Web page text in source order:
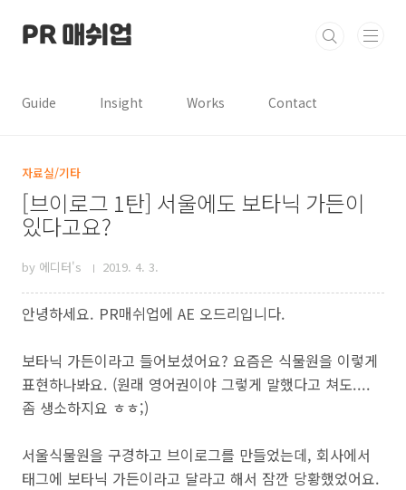
PR 매쉬업
Guide Insight Works Contact
자료실/기타
[브이로그 1탄] 서울에도 보타닉 가든이
있다고요?
by 에디터's 2019. 4. 3.
안녕하세요. PR매쉬업에 AE 오드리입니다.
보타닉 가든이라고 들어보셨어요? 요즘은 식물원을 이렇게
표현하나봐요. (원래 영어권이야 그렇게 말했다고 쳐도....
좀 생소하지요 ㅎㅎ;)
서울식물원을 구경하고 브이로그를 만들었는데, 회사에서
태그에 보타닉 가든이라고 달라고 해서 잠깐 당황했었어요.